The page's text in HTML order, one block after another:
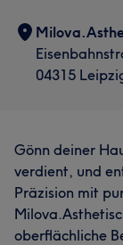
04315
Gönn deiner
verdient, und
Präzision mit
oberflächliche